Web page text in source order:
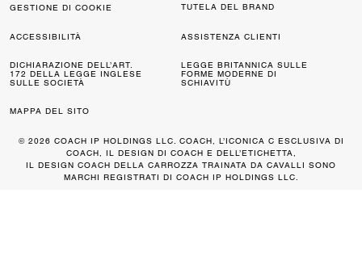
GESTIONE DI COOKIE TUTELA DEL BRAND
ACCESSIBILITÀ ASSISTENZA CLIENTI
DICHIARAZIONE DELL’ART.
172 DELLA LEGGE INGLESE
SULLE SOCIETÀ
LEGGE BRITANNICA SULLE
FORME MODERNE DI
SCHIAVITÙ
MAPPA DEL SITO
© 2026 COACH IP HOLDINGS LLC. COACH, L’ICONICA C ESCLUSIVA DI
COACH, IL DESIGN DI COACH E DELL’ETICHETTA,
IL DESIGN COACH DELLA CARROZZA TRAINATA DA CAVALLI SONO
MARCHI REGISTRATI DI COACH IP HOLDINGS LLC.